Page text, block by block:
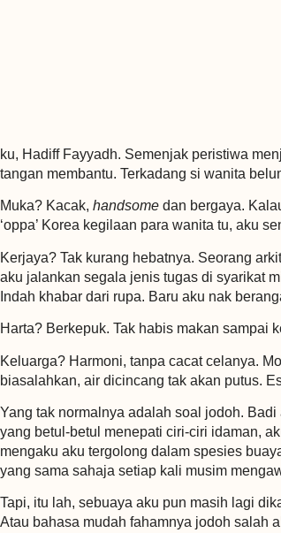
ku, Hadiff Fayyadh. Semenjak peristiwa
tangan membantu. Terkadang si wanita
Muka? Kacak, handsome dan bergaya.
‘oppa’ Korea kegilaan para wanita tu, aku
Kerjaya? Tak kurang hebatnya. Seorang
aku jalankan segala jenis tugas di syarikat
Indah khabar dari rupa. Baru aku nak
Harta? Berkepuk. Tak habis makan sampai
Keluarga? Harmoni, tanpa cacat celanya.
biasalahkan, air dicincang tak akan putus.
Yang tak normalnya adalah soal jodoh.
yang betul-betul menepati ciri-ciri idaman,
mengaku aku tergolong dalam spesies
yang sama sahaja setiap kali musim
Tapi, itu lah, sebuaya aku pun masih lagi
Atau bahasa mudah fahamnya jodoh salah